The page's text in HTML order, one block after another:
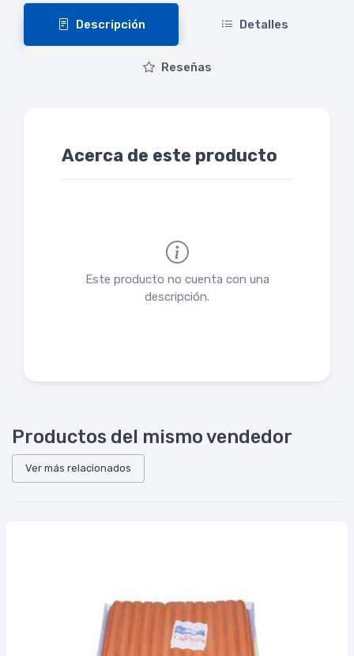
Descripción Detalles
Reseñas
Acerca de este producto
Este producto no cuenta con una
descripción.
Productos del mismo vendedor
Ver más relacionados